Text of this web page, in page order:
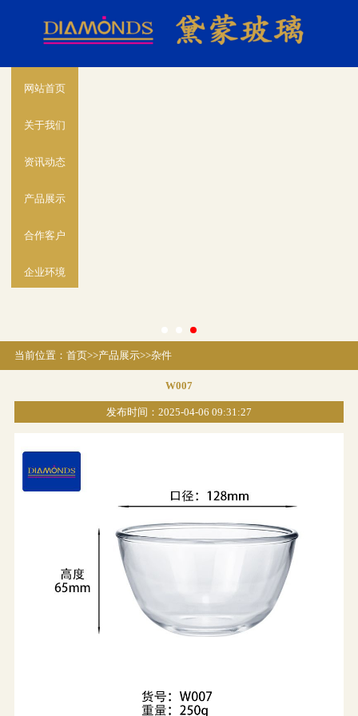
网站首页
关于我们
资讯动态
产品展示
合作客户
企业环境
当前位置： 首页>>产品展示>>杂件
W007
发布时间：2025-04-06 09:31:27